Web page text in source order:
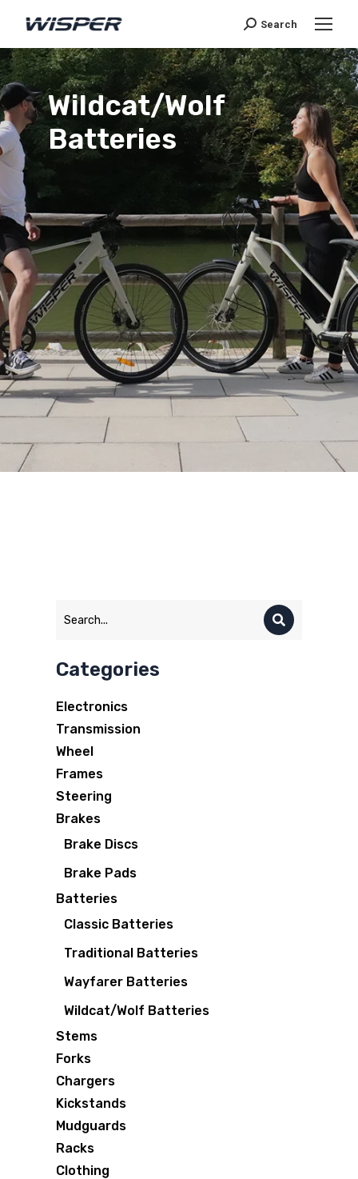
Search
Wildcat/Wolf
Batteries
Categories
Electronics
Transmission
Wheel
Frames
Steering
Brakes
Brake Discs
Brake Pads
Batteries
Classic Batteries
Traditional Batteries
Wayfarer Batteries
Wildcat/Wolf Batteries
Stems
Forks
Chargers
Kickstands
Mudguards
Racks
Clothing